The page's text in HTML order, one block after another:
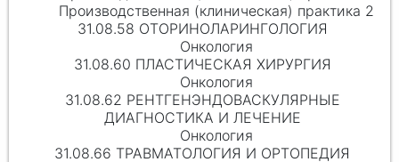
Производственная (клиническая) практика 2
31.08.58 ОТОРИНОЛАРИНГОЛОГИЯ
Онкология
31.08.60 ПЛАСТИЧЕСКАЯ ХИРУРГИЯ
Онкология
31.08.62 РЕНТГЕНЭНДОВАСКУЛЯРНЫЕ
ДИАГНОСТИКА И ЛЕЧЕНИЕ
Онкология
31.08.66 ТРАВМАТОЛОГИЯ И ОРТОПЕДИЯ